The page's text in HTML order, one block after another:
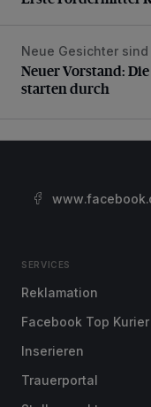
Neuer Vorstand:
Neue Gesichter
Neuer Vorstand:
starten durch
SERVICES
Reklamation
Facebook Top Kurier
Inserieren
Trauerportal